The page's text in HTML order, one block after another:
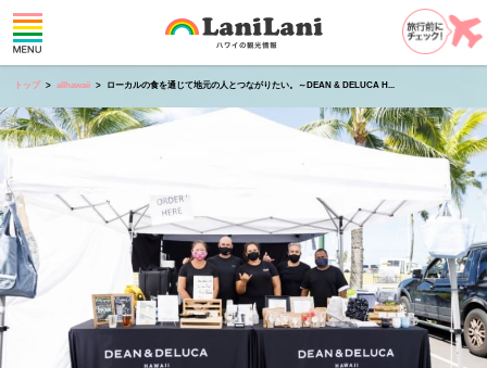
トップ allhawaii ローカルの食を通じて地元の人とつながりたい。～DEAN & DELUCA H...